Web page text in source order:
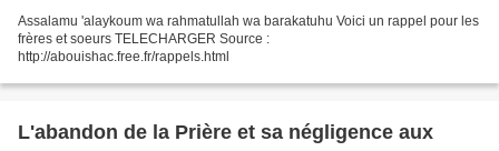
Assalamu 'alaykoum wa rahmatullah wa barakatuhu Voici un rappel pour les
frères et soeurs TELECHARGER Source :
http://abouishac.free.fr/rappels.html
L'abandon de la Prière et sa négligence aux